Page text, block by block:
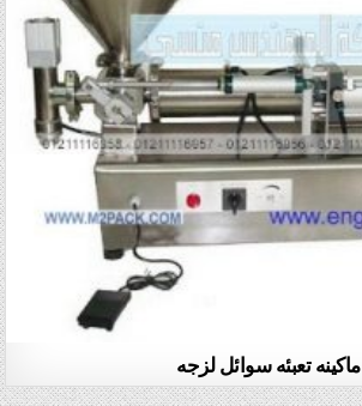
ماكينه تعبئه سوائل لزجه